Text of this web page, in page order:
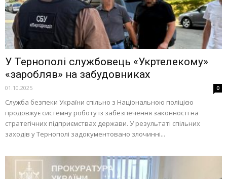
У Тернополі службовець «Укртелекому»
«заробляв» на забудовниках
01.10.2025 0
Служба безпеки України спільно з Національною поліцією
продовжує системну роботу із забезпечення законності на
стратегічних підприємствах держави. У результаті спільних
заходів у Тернополі задокументовано злочинні...